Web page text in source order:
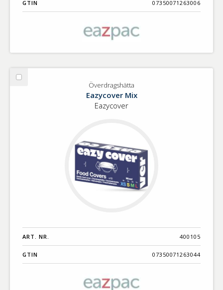
GTIN 07350071263006
Välj
Överdragshätta
Eazycover Mix
Eazycover
ART. NR. 400105
GTIN 07350071263044